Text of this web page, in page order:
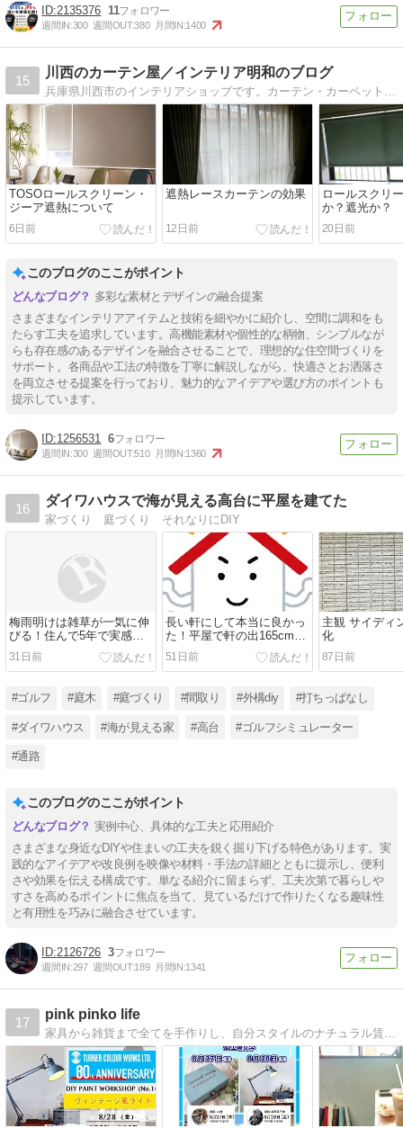
2135376 11
週間IN:300 週間OUT:380 月間IN:1400
15
川西のカーテン屋／インテリア明和のブログ
兵庫県川西市のインテリアショップです。カーテン・カーペットに関する情報や日々の出来事についてお伝えします。
TOSOロールスクリーン・
ジーア遮熱について
6日前
遮熱レースカーテンの効果
12日前
ロールスクリ
か？遮光か？
20日前
このブログのここがポイント
多彩な素材とデザインの融合提案
さまざまなインテリアアイテムと技術を細やかに紹介し、空間に調和をも
たらす工夫を追求しています。高機能素材や個性的な柄物、シンプルなが
らも存在感のあるデザインを融合させることで、理想的な住空間づくりを
サポート。各商品や工法の特徴を丁寧に解説しながら、快適さとお洒落さ
を両立させる提案を行っており、魅力的なアイデアや選び方のポイントも
提示しています。
1256531 6
週間IN:300 週間OUT:510 月間IN:1360
16
ダイワハウスで海が見える高台に平屋を建てた
家づくり 庭づくり それなりにDIY
梅雨明けは雑草が一気に伸
びる！住んで5年で実感し
た「本当に管理が楽にな
る」雑草対策
31日前
長い軒にして本当に良かっ
た！平屋で軒の出165cmを
採用した体験談
51日前
主観 サイディ
化
87日前
#ゴルフ #庭木 #庭づくり #間取り #外構diy #打ちっぱなし
#ダイワハウス #海が見える家 #高台 #ゴルフシミュレーター
#通路
このブログのここがポイント
実例中心、具体的な工夫と応用紹介
さまざまな身近なDIYや住まいの工夫を鋭く掘り下げる特色があります。実
践的なアイデアや改良例を映像や材料・手法の詳細とともに提示し、便利
さや効果を伝える構成です。単なる紹介に留まらず、工夫次第で暮らしや
すさを高めるポイントに焦点を当て、見ているだけで作りたくなる趣味性
と有用性を巧みに融合させています。
2126726 3
週間IN:297 週間OUT:189 月間IN:1341
17
pink pinko life
家具から雑貨まで全てを手作りし、自分スタイルのナチュラル賃貸マンションライフを楽しんでいます。